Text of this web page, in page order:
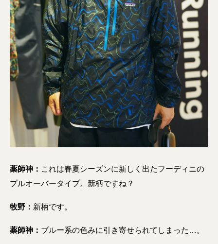
薬師神： これは春夏シーズンに新しく出たフーディニの
プルオーバータイプ。新柄ですね？
牧野： 新柄です。
薬師神： ブルー系の色みに引き寄せられてしまった…。